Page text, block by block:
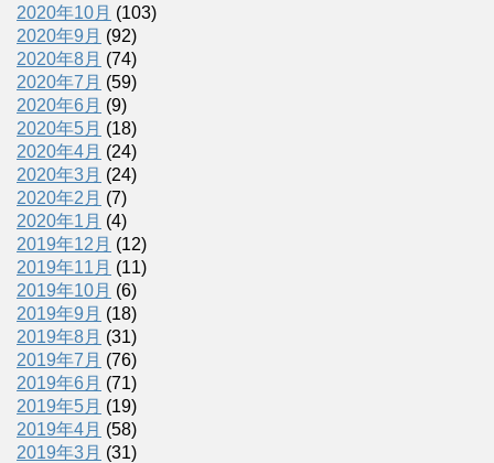
2020年10月 (103)
2020年9月 (92)
2020年8月 (74)
2020年7月 (59)
2020年6月 (9)
2020年5月 (18)
2020年4月 (24)
2020年3月 (24)
2020年2月 (7)
2020年1月 (4)
2019年12月 (12)
2019年11月 (11)
2019年10月 (6)
2019年9月 (18)
2019年8月 (31)
2019年7月 (76)
2019年6月 (71)
2019年5月 (19)
2019年4月 (58)
2019年3月 (31)